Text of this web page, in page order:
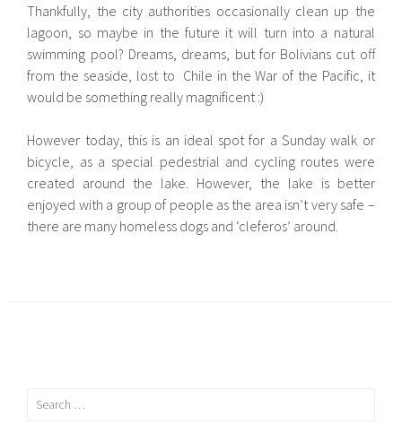
Thankfully, the city authorities occasionally clean up the
lagoon, so maybe in the future it will turn into a natural
swimming pool? Dreams, dreams, but for Bolivians cut off
from the seaside, lost to Chile in the War of the Pacific, it
would be something really magnificent :)
However today, this is an ideal spot for a Sunday walk or
bicycle, as a special pedestrial and cycling routes were
created around the lake. However, the lake is better
enjoyed with a group of people as the area isn’t very safe –
there are many homeless dogs and ‘cleferos’ around.
Search